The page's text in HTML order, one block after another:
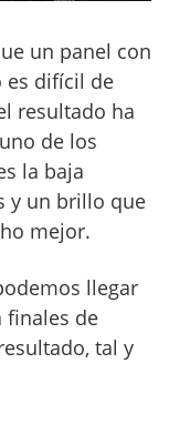
un panel con
es difícil de
resultado ha
de los
la baja
y un brillo que
mejor.
llegar
finales de
tal y